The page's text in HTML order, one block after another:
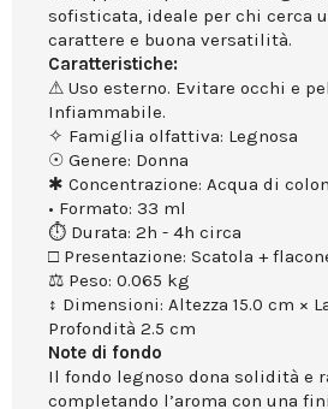
sofisticata, ideale per chi cerca
carattere e buona versatilità.
Caratteristiche:
⚠ Uso esterno. Evitare occhi e
Infiammabile.
✧ Famiglia olfattiva: Legnosa
☉ Genere: Donna
✱ Concentrazione: Acqua di
• Formato: 33 ml
⏱ Durata: 2h - 4h circa
□ Presentazione: Scatola +
⚖ Peso: 0.065 kg
↕ Dimensioni: Altezza 15.0 cm ×
Profondità 2.5 cm
Note di fondo
Il fondo legnoso dona solidità e
completando l’aroma con una